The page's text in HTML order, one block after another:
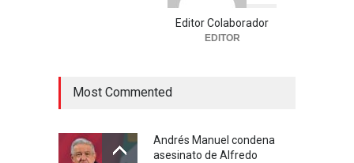
Editor Colaborador
EDITOR
Most Commented
Andrés Manuel condena
asesinato de Alfredo